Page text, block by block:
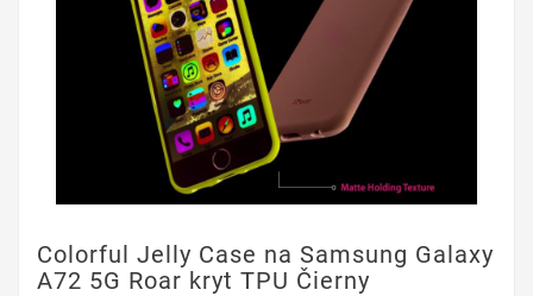
Colorful Jelly Case na Samsung Galaxy
A72 5G Roar kryt TPU Čierny